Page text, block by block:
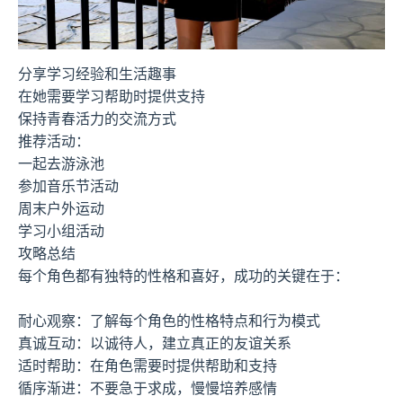
分享学习经验和生活趣事
在她需要学习帮助时提供支持
保持青春活力的交流方式
推荐活动：
一起去游泳池
参加音乐节活动
周末户外运动
学习小组活动
攻略总结
每个角色都有独特的性格和喜好，成功的关键在于：
耐心观察：了解每个角色的性格特点和行为模式
真诚互动：以诚待人，建立真正的友谊关系
适时帮助：在角色需要时提供帮助和支持
循序渐进：不要急于求成，慢慢培养感情